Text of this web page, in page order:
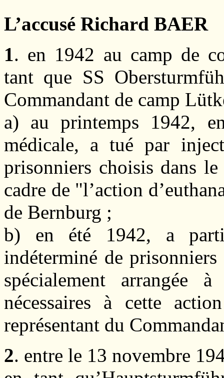
L’accusé Richard BAER
1. en 1942 au camp de
tant que SS
Commandant de camp
a) au printemps 1942,
médicale, a tué par
prisonniers choisis dans
cadre de "l’action
de Bernburg ;
b) en été 1942, a
indéterminé de prisonniers
spécialement arrangée
nécessaires à cette
représentant du
2. entre le 13 novembre